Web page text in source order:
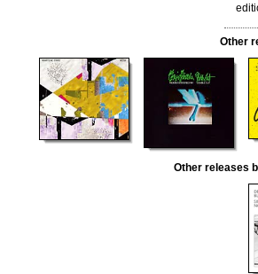
Other
Other releases